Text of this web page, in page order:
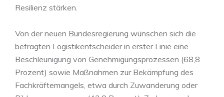
Resilienz stärken.
Von der neuen Bundesregierung wünschen sich die
befragten Logistikentscheider in erster Linie eine
Beschleunigung von Genehmigungsprozessen (68,8
Prozent) sowie Maßnahmen zur Bekämpfung des
Fachkräftemangels, etwa durch Zuwanderung oder